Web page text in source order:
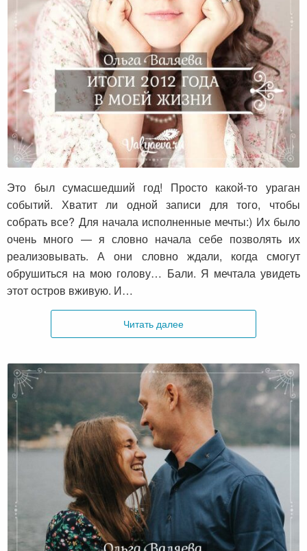
Итоги 2012 года в моей жизни
Это был сумасшедший год! Просто какой-то ураган
событий. Хватит ли одной записи для того, чтобы
собрать все? Для начала исполненные мечты:) Их было
очень много — я словно начала себе позволять их
реализовывать. А они словно ждали, когда смогут
обрушиться на мою голову… Бали. Я мечтала увидеть
этот остров вживую. И…
Читать далее